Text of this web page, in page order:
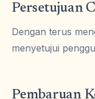
Persetujuan
Dengan terus
menyetujui
Pembaruan